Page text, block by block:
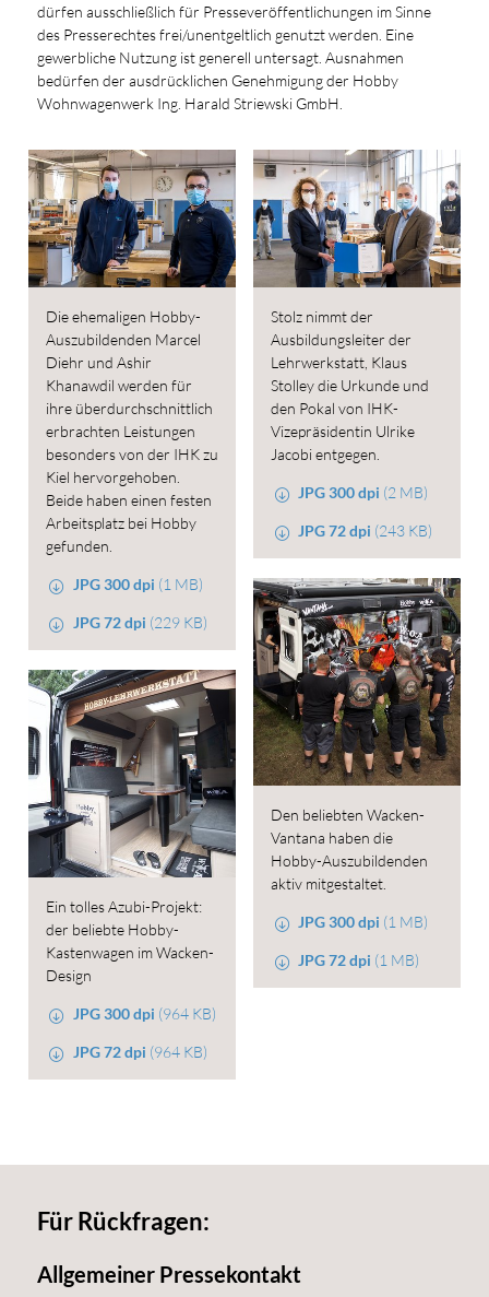
dürfen ausschließlich für Presseveröffentlichungen im Sinne
des Presserechtes frei/unentgeltlich genutzt werden. Eine
gewerbliche Nutzung ist generell untersagt. Ausnahmen
bedürfen der ausdrücklichen Genehmigung der Hobby
Wohnwagenwerk Ing. Harald Striewski GmbH.
Die ehemaligen Hobby-
Auszubildenden Marcel
Diehr und Ashir
Khanawdil werden für
ihre überdurchschnittlich
erbrachten Leistungen
besonders von der IHK zu
Kiel hervorgehoben.
Beide haben einen festen
Arbeitsplatz bei Hobby
gefunden.
JPG 300 dpi (1 MB)
JPG 72 dpi (229 KB)
Stolz nimmt der
Ausbildungsleiter der
Lehrwerkstatt, Klaus
Stolley die Urkunde und
den Pokal von IHK-
Vizepräsidentin Ulrike
Jacobi entgegen.
JPG 300 dpi (2 MB)
JPG 72 dpi (243 KB)
Den beliebten Wacken-
Vantana haben die
Hobby-Auszubildenden
aktiv mitgestaltet.
JPG 300 dpi (1 MB)
JPG 72 dpi (1 MB)
Ein tolles Azubi-Projekt:
der beliebte Hobby-
Kastenwagen im Wacken-
Design
JPG 300 dpi (964 KB)
JPG 72 dpi (964 KB)
Für Rückfragen:
Allgemeiner Pressekontakt